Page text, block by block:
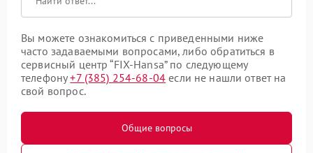
Вы можете ознакомиться с приведенными ниже
часто задаваемыми вопросами, либо обратиться в
сервисный центр “FIX-Hansa” по следующему
телефону+7 (385) 254-68-04 если не нашли ответ на
свой вопрос.
Общие вопросы